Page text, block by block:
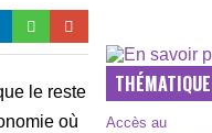
le reste
où
Accès au